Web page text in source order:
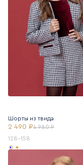
Шорты из твида
2 490 ₽4 980 ₽
128-158